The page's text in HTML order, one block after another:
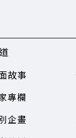
故事
專欄
企畫